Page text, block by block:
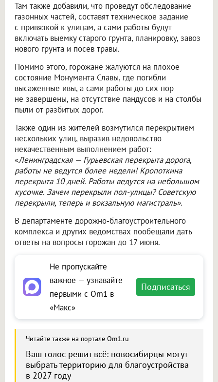
Там также добавили, что проведут обследование
газонных частей, составят техническое задание
с привязкой к улицам, а сами работы будут
включать выемку старого грунта, планировку, завоз
нового грунта и посев травы.
Помимо этого, горожане жалуются на плохое
состояние Монумента Славы, где погибли
высаженные ивы, а сами работы до сих пор
не завершены, на отсутствие пандусов и на столбы
пыли от разбитых дорог.
Также один из жителей возмутился перекрытием
нескольких улиц, выразив недовольство
некачественным выполнением работ:
«Ленинградская — Гурьевская перекрыта дорога,
работы не ведутся более недели! Кропоткина
перекрыта 10 дней. Работы ведутся на небольшом
кусочке. Зачем перекрыли пол-улицы? Советскую
перекрыли, теперь и вокзальную магистраль».
В департаменте дорожно-благоустроительного
комплекса и других ведомствах пообещали дать
ответы на вопросы горожан до 17 июня.
Не пропускайте
важное — узнавайте
первыми с Om1 в
«Макс»
Подписаться
Читайте также на портале Om1.ru
Ваш голос решит всё: новосибирцы могут
выбрать территорию для благоустройства
в 2027 году